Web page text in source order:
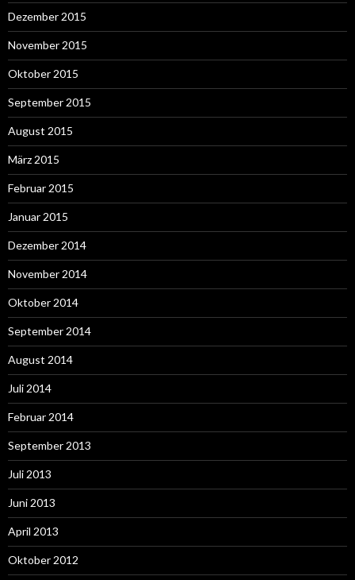
Dezember 2015
November 2015
Oktober 2015
September 2015
August 2015
März 2015
Februar 2015
Januar 2015
Dezember 2014
November 2014
Oktober 2014
September 2014
August 2014
Juli 2014
Februar 2014
September 2013
Juli 2013
Juni 2013
April 2013
Oktober 2012